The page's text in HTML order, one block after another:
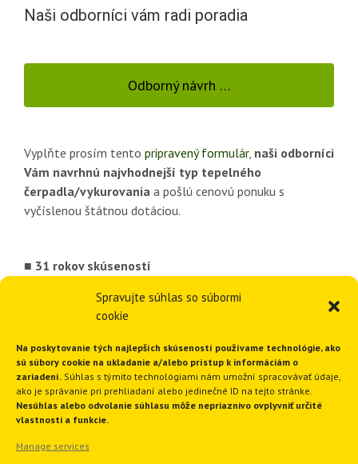
Spravujte súhlas so súbormi
cookie
Na poskytovanie tých najlepších skúseností používame technológie, ako
sú súbory cookie na ukladanie a/alebo prístup k informáciám o
zariadení. Súhlas s týmito technológiami nám umožní spracovávať údaje,
ako je správanie pri prehliadaní alebo jedinečné ID na tejto stránke.
Nesúhlas alebo odvolanie súhlasu môže nepriaznivo ovplyvniť určité
vlastnosti a funkcie.
Manage services
Naši odborníci vám radi poradia
Odborný návrh …
Vyplňte prosím tento pripravený formulár, naši odborníci
Vám navrhnú najvhodnejší typ tepelného
čerpadla/vykurovania a pošlú cenovú ponuku s
vyčíslenou štátnou dotáciou.
■ 31 rokov skúseností
■ 1820 inštalácií tepelných čerpadiel
■ Ponúkame komplexné riešenia
■ Funkčné a spoľahlivé riešenia
GEOTHERM Slovakia s.r.o.